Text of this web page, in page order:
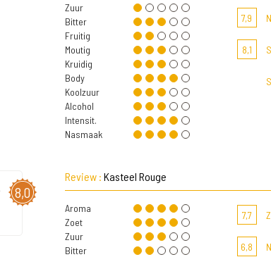
Zuur
Bitter
Fruitig
Moutig
Kruidig
Body
Koolzuur
Alcohol
Intensit.
Nasmaak
7,9
8,1
8,0
Review : Kasteel Rouge
Aroma
Zoet
Zuur
Bitter
7,7
6,8